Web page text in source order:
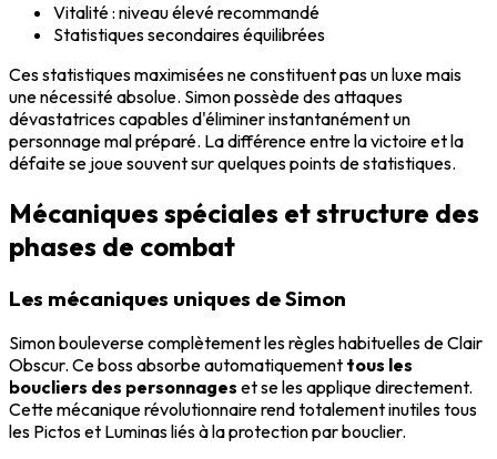
Vitalité : niveau élevé recommandé
Statistiques secondaires équilibrées
Ces statistiques maximisées ne constituent pas un luxe mais
une nécessité absolue. Simon possède des attaques
dévastatrices capables d'éliminer instantanément un
personnage mal préparé. La différence entre la victoire et la
défaite se joue souvent sur quelques points de statistiques.
Mécaniques spéciales et structure des
phases de combat
Les mécaniques uniques de Simon
Simon bouleverse complètement les règles habituelles de Clair
Obscur. Ce boss absorbe automatiquement tous les
boucliers des personnages et se les applique directement.
Cette mécanique révolutionnaire rend totalement inutiles tous
les Pictos et Luminas liés à la protection par bouclier.